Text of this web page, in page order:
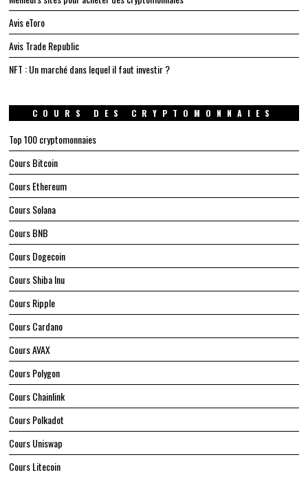
Avis eToro
Avis Trade Republic
NFT : Un marché dans lequel il faut investir ?
COURS DES CRYPTOMONNAIES
Top 100 cryptomonnaies
Cours Bitcoin
Cours Ethereum
Cours Solana
Cours BNB
Cours Dogecoin
Cours Shiba Inu
Cours Ripple
Cours Cardano
Cours AVAX
Cours Polygon
Cours Chainlink
Cours Polkadot
Cours Uniswap
Cours Litecoin